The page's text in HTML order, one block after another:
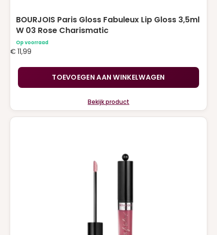
BOURJOIS Paris Gloss Fabuleux Lip Gloss 3,5ml
W 03 Rose Charismatic
Op voorraad
€ 11,99
TOEVOEGEN AAN WINKELWAGEN
Bekijk product